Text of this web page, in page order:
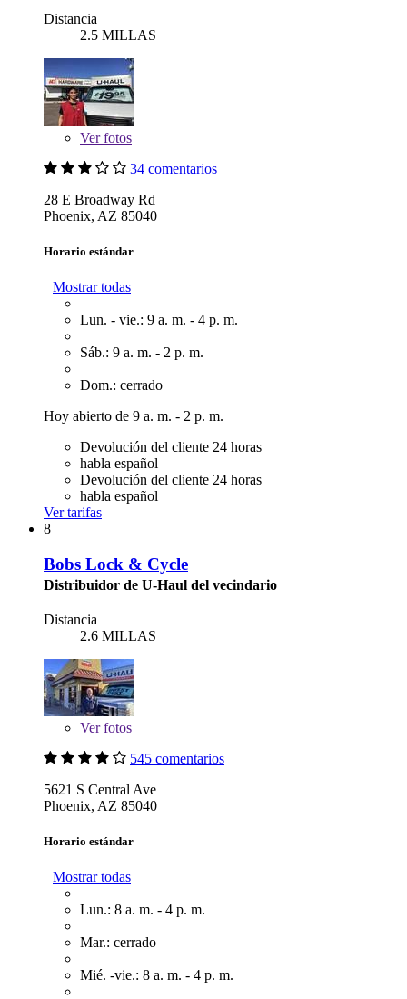
Distancia
2.5 MILLAS
Verfotos
34 comentarios
28 E Broadway Rd
Phoenix, AZ 85040
Horario estándar
Mostrar todas
Lun. - vie.: 9 a. m. - 4 p. m.
Sáb.: 9 a. m. - 2 p. m.
Dom.: cerrado
Hoy abierto de 9 a. m. - 2 p. m.
Devolución del cliente 24 horas
habla español
Devolución del cliente 24 horas
habla español
Ver tarifas
8
Bobs Lock & Cycle
Distribuidor de U-Haul del vecindario
Distancia
2.6 MILLAS
Verfotos
545 comentarios
5621 S Central Ave
Phoenix, AZ 85040
Horario estándar
Mostrar todas
Lun.: 8 a. m. - 4 p. m.
Mar.: cerrado
Mié. -vie.: 8 a. m. - 4 p. m.